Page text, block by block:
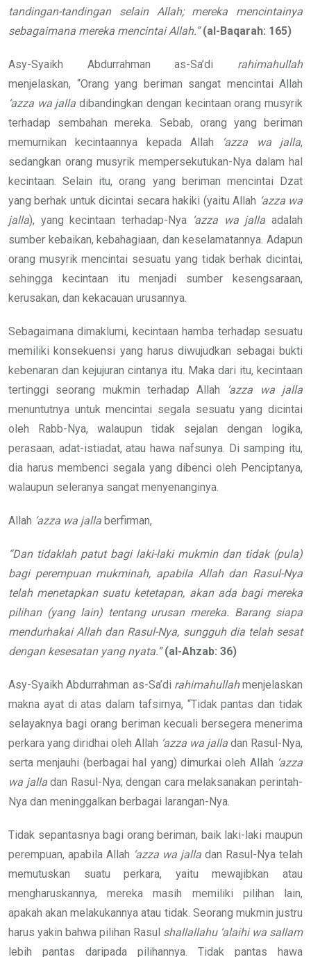
tandingan-tandingan selain Allah; mereka mencintainya
sebagaimana mereka mencintai Allah.”(al-Baqarah: 165)
Asy-Syaikh Abdurrahman as-Sa’di rahimahullah
menjelaskan, “Orang yang beriman sangat mencintai Allah
‘azza wa jalla dibandingkan dengan kecintaan orang musyrik
terhadap sembahan mereka. Sebab, orang yang beriman
memurnikan kecintaannya kepada Allah
‘azza wa jalla,
sedangkan orang musyrik mempersekutukan-Nya dalam hal
kecintaan. Selain itu, orang yang beriman mencintai Dzat
yang berhak untuk dicintai secara hakiki (yaitu Allah ‘azza wa
jalla), yang kecintaan terhadap-Nya ‘azza wa jalla adalah
sumber kebaikan, kebahagiaan, dan keselamatannya. Adapun
orang musyrik mencintai sesuatu yang tidak berhak dicintai,
sehingga kecintaan itu menjadi sumber kesengsaraan,
kerusakan, dan kekacauan urusannya.
Sebagaimana dimaklumi, kecintaan hamba terhadap sesuatu
memiliki konsekuensi yang harus diwujudkan sebagai bukti
kebenaran dan kejujuran cintanya itu. Maka dari itu, kecintaan
tertinggi seorang mukmin terhadap Allah
‘azza wa jalla
menuntutnya untuk mencintai segala sesuatu yang dicintai
oleh Rabb-Nya, walaupun tidak sejalan dengan logika,
perasaan, adat-istiadat, atau hawa nafsunya. Di samping itu,
dia harus membenci segala yang dibenci oleh Penciptanya,
walaupun seleranya sangat menyenanginya.
Allah ‘azza wa jalla berfirman,
“Dan tidaklah patut bagi laki-laki mukmin dan tidak (pula)
bagi perempuan mukminah, apabila Allah dan Rasul-Nya
telah menetapkan suatu ketetapan, akan ada bagi mereka
pilihan (yang lain) tentang urusan mereka. Barang siapa
mendurhakai Allah dan Rasul-Nya, sungguh dia telah sesat
dengan kesesatan yang nyata.”(al-Ahzab: 36)
Asy-Syaikh Abdurrahman as-Sa’di rahimahullahmenjelaskan
makna ayat di atas dalam tafsirnya, “Tidak pantas dan tidak
selayaknya bagi orang beriman kecuali bersegera menerima
perkara yang diridhai oleh Allah ‘azza wa jalla dan Rasul-Nya,
serta menjauhi (berbagai hal yang) dimurkai oleh Allah ‘azza
wa jalladan Rasul-Nya; dengan cara melaksanakan perintah-
Nya dan meninggalkan berbagai larangan-Nya.
Tidak sepantasnya bagi orang beriman, baik laki-laki maupun
perempuan, apabila Allah ‘azza wa jalla dan Rasul-Nya telah
memutuskan suatu perkara, yaitu mewajibkan atau
mengharuskannya, mereka masih memiliki pilihan lain,
apakah akan melakukannya atau tidak. Seorang mukmin justru
harus yakin bahwa pilihan Rasul shallallahu ‘alaihi wa sallam
lebih pantas daripada pilihannya. Tidak pantas hawa